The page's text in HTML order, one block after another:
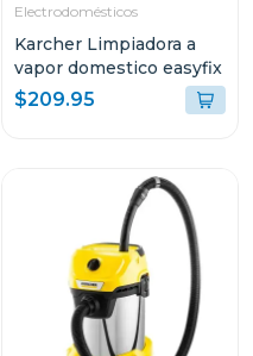
Electrodomésticos
Karcher Limpiadora a
vapor domestico easyfix
$209.95